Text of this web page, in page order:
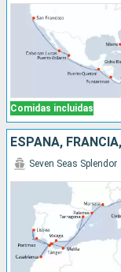
Comidas incluidas
Seven Seas Splendor